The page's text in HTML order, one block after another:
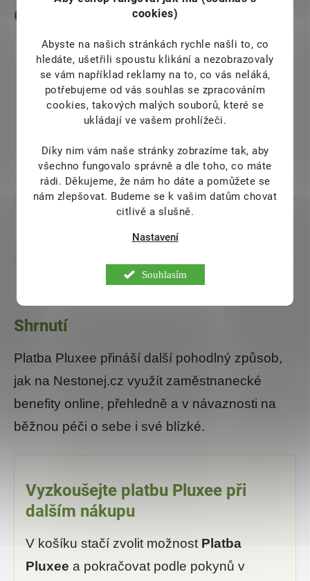
cookies)
Abyste na našich stránkách rychle našli to, co
hledáte, ušetřili spoustu klikání a nezobrazovaly
se vám například reklamy na to, co vás neláká,
potřebujeme od vás souhlas se zpracováním
cookies, takových malých souborů, které se
ukládají ve vašem prohlížeči.
Díky nim vám naše stránky zobrazíme tak, aby
všechno fungovalo správně a dle toho, co máte
rádi. Děkujeme, že nám ho dáte a pomůžete se
nám zlepšovat. Budeme se k vašim datům chovat
citlivě a slušně.
Nastavení
Souhlasím
Často kladené otázky
Mohu na Nestonej.cz platit přes
Pluxee?
Je platba Pluxee online?
Platí se za platbu Pluxee nějaký
poplatek?
Kde najdu více informací k platbám?
Shrnutí
Platba Pluxee přináší další pohodlný způsob,
jak na Nestonej.cz využít zaměstnanecké
benefity online, přehledně a v návaznosti na
běžnou péči o sebe i své blízké.
Vyzkoušejte platbu Pluxee při
dalším nákupu
V košíku stačí zvolit možnost Platba
Pluxee a pokračovat podle pokynů v